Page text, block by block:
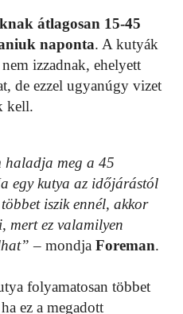
átlagosan 15-45
naponta. A kutyák
izzadnak, ehelyett
de ezzel ugyanúgy vizet
kell.
haladja meg a 45
egy kutya az időjárástól
iszik ennél, akkor
mert ez valamilyen
– mondja Foreman.
folyamatosan többet
ez a megadott